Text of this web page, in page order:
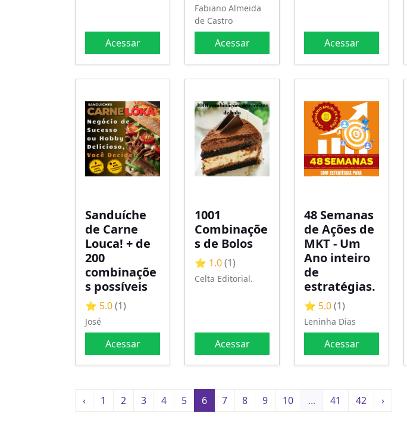
Acessar
Fabiano Almeida
de Castro
Acessar Acessar
Sanduíche
de Carne
Louca! + de
200
combinaçõe
s possíveis
⭐ 5.0(1)
José
Acessar
1001
Combinaçõe
s de Bolos
⭐ 1.0(1)
Celta Editorial.
Acessar
48 Semanas
de Ações de
MKT - Um
Ano inteiro
de
estratégias.
⭐ 5.0(1)
Leninha Dias
Acessar
‹ 1 2 3 4 5 6 7 8 9 10 ... 41 42 ›